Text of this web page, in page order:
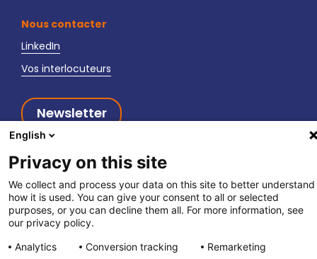
Nous contacter
LinkedIn
Vos interlocuteurs
Newsletter
fpett.fr| Politique de confidentialité | Mentions légales
English
Privacy on this site
We collect and process your data on this site to better understand
how it is used. You can give your consent to all or selected
purposes, or you can decline them all. For more information, see
our privacy policy.
Analytics
Conversion tracking Remarketing